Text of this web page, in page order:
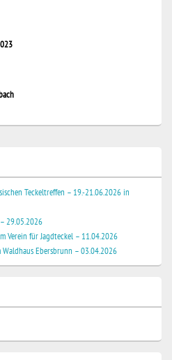
Teckeltreffen – 19.-21.06.2026 in
29.05.2026
Verein für Jagdteckel – 11.04.2026
Ebersbrunn – 03.04.2026